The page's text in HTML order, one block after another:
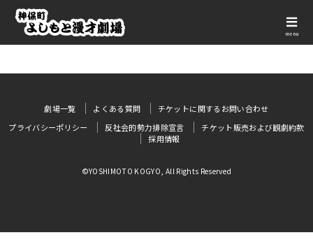
menu
劇場一覧 よくある質問
チケットに関するお問い合わせ
プライバシーポリシー
反社会的勢力排除宣言
チケット販売および観劇約款
採用情報
©YOSHIMOTO KOGYO, All Rights Reserved